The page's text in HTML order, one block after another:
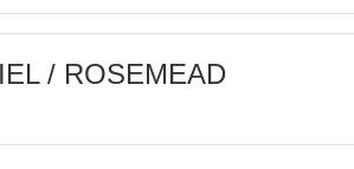
/ ROSEMEAD